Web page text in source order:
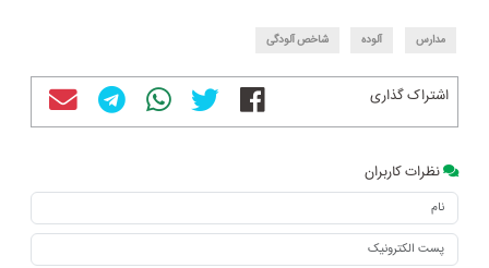
مدارس آلوده شاخص آلودگی
اشتراک گذاری
نظرات کاربران